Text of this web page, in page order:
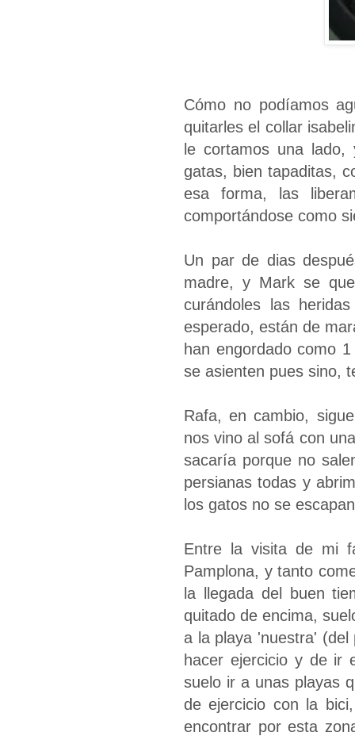
Cómo no podíamos
quitarles el collar
le cortamos una
gatas, bien tapaditas,
esa forma, las
comportándose como
Un par de dias
madre, y Mark se
curándoles las
esperado, están de
han engordado como
se asienten pues sino,
Rafa, en cambio,
nos vino al sofá con
sacaría porque no
persianas todas y
los gatos no se
Entre la visita de mi
Pamplona, y tanto
la llegada del buen
quitado de encima,
a la playa 'nuestra'
hacer ejercicio y de ir
suelo ir a unas playas
de ejercicio con la
encontrar por esta